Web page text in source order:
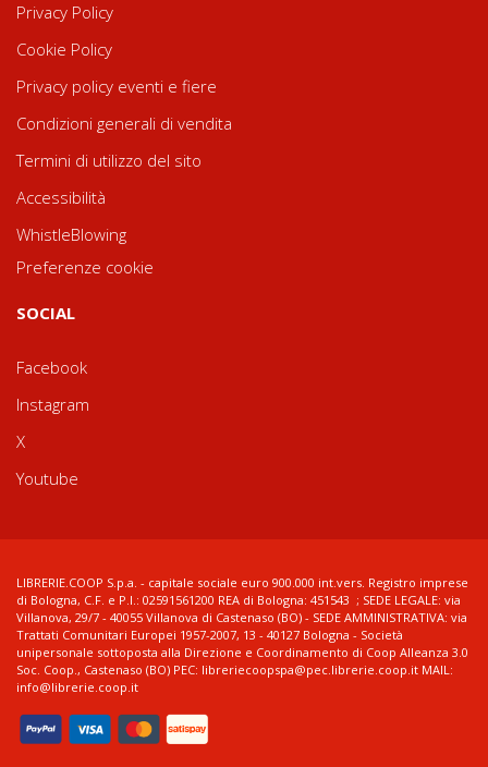
Privacy Policy
Cookie Policy
Privacy policy eventi e fiere
Condizioni generali di vendita
Termini di utilizzo del sito
Accessibilità
WhistleBlowing
Preferenze cookie
SOCIAL
Facebook
Instagram
X
Youtube
LIBRERIE.COOP S.p.a. - capitale sociale euro 900.000 int.vers. Registro imprese
di Bologna, C.F. e P.I.: 02591561200 REA di Bologna: 451543 ; SEDE LEGALE: via
Villanova, 29/7 - 40055 Villanova di Castenaso (BO) - SEDE AMMINISTRATIVA: via
Trattati Comunitari Europei 1957-2007, 13 - 40127 Bologna - Società
unipersonale sottoposta alla Direzione e Coordinamento di Coop Alleanza 3.0
Soc. Coop., Castenaso (BO) PEC: libreriecoopspa@pec.librerie.coop.it MAIL:
info@librerie.coop.it